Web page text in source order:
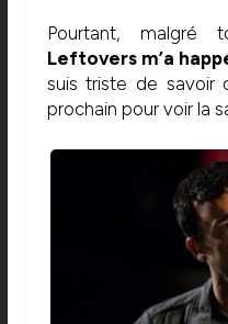
Pourtant, malgré
Leftovers m’a
suis triste de savoir
prochain pour voir la